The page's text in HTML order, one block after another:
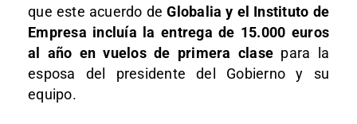
que este acuerdo deGlobalia y el Instituto de
Empresa incluía la entrega de 15.000 euros
al año en vuelos de primera clase para la
esposa del presidente del Gobierno y su
equipo.